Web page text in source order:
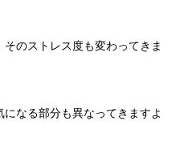
のストレス度も変わってきま
なる部分も異なってきますよ